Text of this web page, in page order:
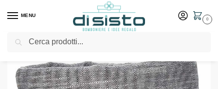
MENU
0
Home Shop Tavola Tessile